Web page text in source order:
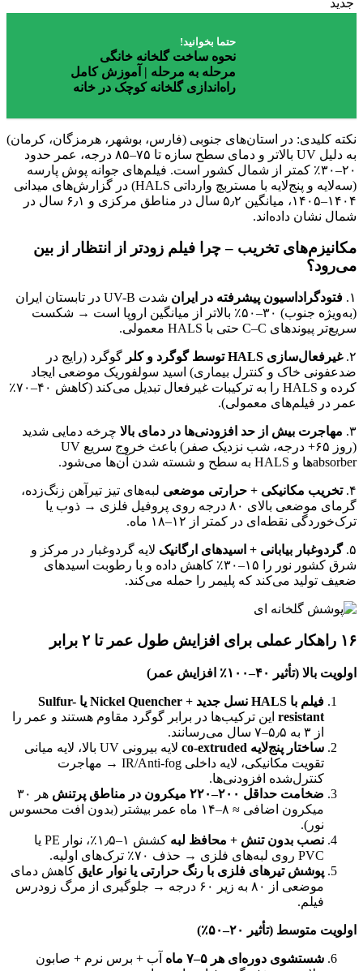
جدید
حتما بخوانید!
نحوه ساخت گلخانه خانگی
مرحله به مرحله | آموزش کامل
راه‌اندازی گلخانه کوچک در خانه
نکته کلیدی: در استان‌های جنوبی (فارس، بوشهر، هرمزگان، کرمان)
به دلیل UV بالاتر و دمای سطح سازه تا ۷۵–۸۵ درجه، عمر حدود
۲۰–۳۰٪ کمتر از شمال کشور است. فیلم‌های جوانه پوش پارسه
(سه‌لایه و پنج‌لایه با مستربچ وارداتی HALS) در گزارش‌های میدانی
۱۴۰۴–۱۴۰۵، میانگین ۵٫۲ سال در مناطق مرکزی و ۶٫۱ سال در
شمال نشان داده‌اند.
مکانیزم‌های تخریب – چرا فیلم زودتر از انتظار از بین
می‌رود؟
۱. فتودگراداسیون پیشرفته در ایران
شدت UV-B در تابستان ایران
(به‌ویژه جنوب) ۳۰–۵۰٪ بالاتر از میانگین اروپا است → شکست
سریع‌تر پیوندهای C–C حتی با HALS معمولی.
۲. غیرفعال‌سازی HALS توسط گوگرد و کلر
گوگرد (رایج در
ضدعفونی خاک و کنترل بیماری) اسید سولفوریک موضعی ایجاد
کرده و HALS را به ترکیبات غیرفعال تبدیل می‌کند (کاهش ۴۰–۷۰٪
عمر در فیلم‌های معمولی).
۳. مهاجرت بیش از حد افزودنی‌ها در دمای بالا چرخه دمایی شدید
(روز ۶۵+ درجه، شب نزدیک صفر) باعث خروج سریع UV
absorberها و HALS به سطح و شسته شدن آن‌ها می‌شود.
۴. تخریب مکانیکی + حرارتی موضعی لبه‌های تیز تیرآهن زنگ‌زده،
گرمای موضعی بالای ۸۰ درجه روی پروفیل فلزی → ذوب یا
ترک‌خوردگی نقطه‌ای در کمتر از ۱۲–۱۸ ماه.
۵. گردوغبار بیابانی + اسیدهای ارگانیک لایه گردوغبار در مرکز و
شرق کشور نور را ۱۵–۳۰٪ کاهش داده و با رطوبت اسیدهای
ضعیف تولید می‌کند که پلیمر را حمله می‌کند.
۱۶ راهکار عملی برای افزایش طول عمر تا ۲ برابر
اولویت بالا (تأثیر ۴۰–۱۰۰٪ افزایش عمر)
فیلم با HALS نسل جدید + Nickel Quencher یا Sulfur-
resistant این ترکیب‌ها در برابر گوگرد مقاوم هستند و عمر را
از ۳ به ۵٫۵–۷ سال می‌رسانند.
ساختار پنج‌لایه co-extruded
لایه بیرونی UV بالا، لایه میانی
تقویت مکانیکی، لایه داخلی IR/Anti-fog → مهاجرت
کنترل‌شده افزودنی‌ها.
ضخامت حداقل ۲۰۰–۲۲۰ میکرون در مناطق پرتنش
هر ۳۰
میکرون اضافی ≈ ۸–۱۴ ماه عمر بیشتر (بدون افت محسوس
نور).
نصب بدون تنش + محافظ لبه
کشش ۱–۱٫۵٪، نوار PE یا
PVC روی لبه‌های فلزی → حذف ۷۰٪ ترک‌های اولیه.
پوشش تیرهای فلزی با رنگ حرارتی یا نوار عایق کاهش دمای
موضعی از ۸۰ به زیر ۶۰ درجه → جلوگیری از مرگ زودرس
فیلم.
اولویت متوسط (تأثیر ۲۰–۵۰٪)
شستشوی دوره‌ای هر ۵–۷ ماه
آب + برس نرم + صابون